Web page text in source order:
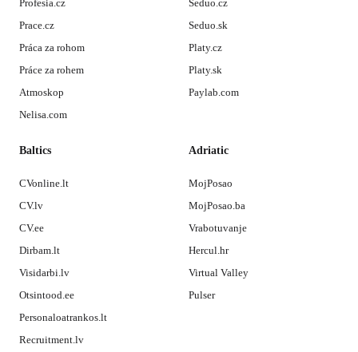
Profesia.cz
Prace.cz
Práca za rohom
Práce za rohem
Atmoskop
Nelisa.com
Seduo.cz
Seduo.sk
Platy.cz
Platy.sk
Paylab.com
Baltics
CVonline.lt
CV.lv
CV.ee
Dirbam.lt
Visidarbi.lv
Otsintood.ee
Personaloatrankos.lt
Recruitment.lv
Adriatic
MojPosao
MojPosao.ba
Vrabotuvanje
Hercul.hr
Virtual Valley
Pulser